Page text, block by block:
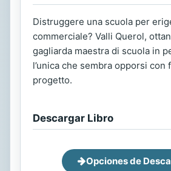
Distruggere una scuola per
commerciale? Valli Querol,
gagliarda maestra di scuola in
l’unica che sembra opporsi con
progetto.
Descargar Libro
Opciones de